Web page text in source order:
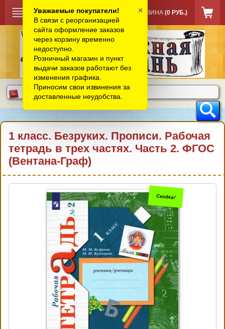
КОРЗИНА (0 РУБ.)
1 класс. Безруких. Прописи. Рабочая
тетрадь в трех частях. Часть 2. ФГОС
(Вентана-Граф)
Скидка!
Уважаемые покупатели!
В связи с реорганизацией
сайта оформление заказов
через корзину временно
недоступно.
Розничный магазин и пункт
выдачи заказов работают без
изменения графика.
Приносим свои извинения за
доставленные неудобства.
×